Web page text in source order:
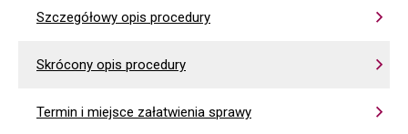
Szczegółowy opis procedury
Skrócony opis procedury
Termin i miejsce załatwienia sprawy